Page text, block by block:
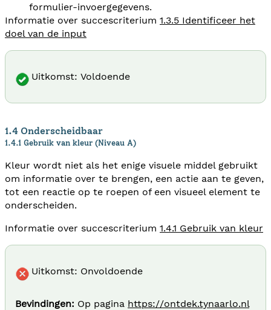
formulier-invoergegevens.
Informatie over succescriterium 1.3.5 Identificeer het
doel van de input
Uitkomst: Voldoende
1.4 Onderscheidbaar
1.4.1 Gebruik van kleur (Niveau A)
Kleur wordt niet als het enige visuele middel gebruikt
om informatie over te brengen, een actie aan te geven,
tot een reactie op te roepen of een visueel element te
onderscheiden.
Informatie over succescriterium 1.4.1 Gebruik van kleur
Uitkomst: Onvoldoende
Bevindingen: Op pagina https://ontdek.tynaarlo.nl